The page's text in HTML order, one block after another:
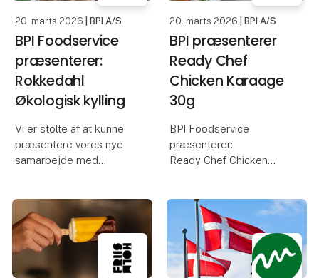
For hvis ikke maden
20. marts 2026 | BPI A/S
BPI Foodservice
præsenterer:
Rokkedahl
Økologisk kylling
Vi er stolte af at kunne
præsentere vores nye
samarbejde med
BPI Foodservice
præsenterer økologiske
kyllinger fra Rokkedahl
på Foodespo.
20. marts 2026 | BPI A/S
BPI præsenterer
Ready Chef
Chicken Karaage
30g
BPI Foodservice
præsenterer:
Ready Chef Chicken
lårkød med sprød
overflade og en let
krydret smagsprofil med
noter af ingefær og
hvidløg. Klar til brug